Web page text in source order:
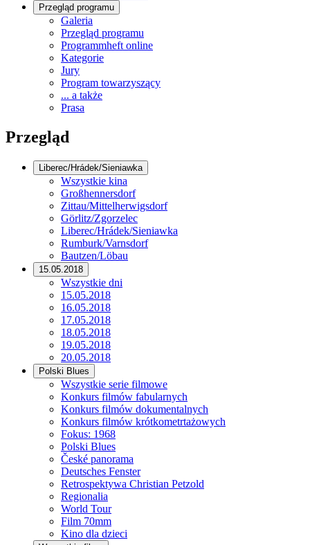
Przegląd programu
Galeria
Przegląd programu
Programmheft online
Kategorie
Jury
Program towarzyszący
... a także
Prasa
Przegląd
Liberec/Hrádek/Sieniawka
Wszystkie kina
Großhennersdorf
Zittau/Mittelherwigsdorf
Görlitz/Zgorzelec
Liberec/Hrádek/Sieniawka
Rumburk/Varnsdorf
Bautzen/Löbau
15.05.2018
Wszystkie dni
15.05.2018
16.05.2018
17.05.2018
18.05.2018
19.05.2018
20.05.2018
Polski Blues
Wszystkie serie filmowe
Konkurs filmów fabularnych
Konkurs filmów dokumentalnych
Konkurs filmów krótkometrtażowych
Fokus: 1968
Polski Blues
České panorama
Deutsches Fenster
Retrospektywa Christian Petzold
Regionalia
World Tour
Film 70mm
Kino dla dzieci